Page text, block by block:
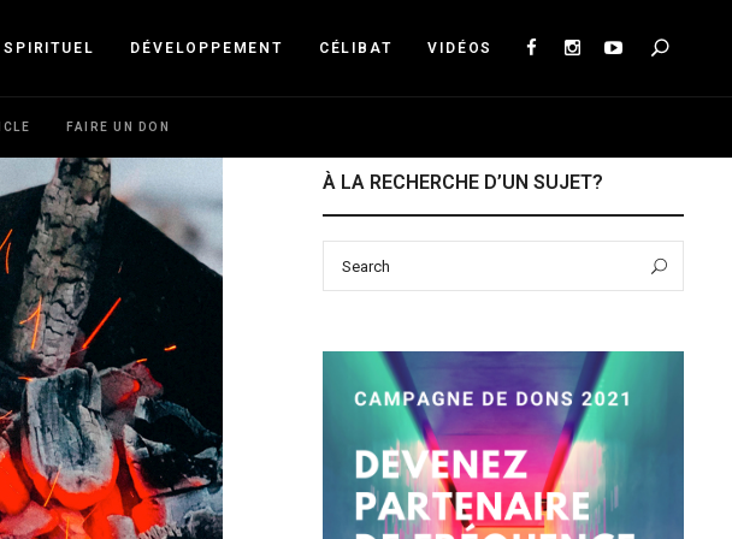
SPIRITUEL DÉVELOPPEMENT CÉLIBAT VIDÉOS
FAIRE UN DON
À LA RECHERCHE D’UN SUJET?